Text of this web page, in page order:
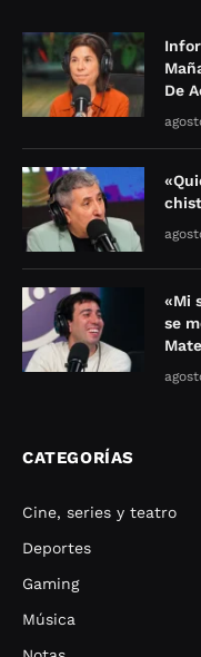
De
«Mi
se
CATEGORÍAS
Cine, series y teatro
Deportes
Gaming
Música